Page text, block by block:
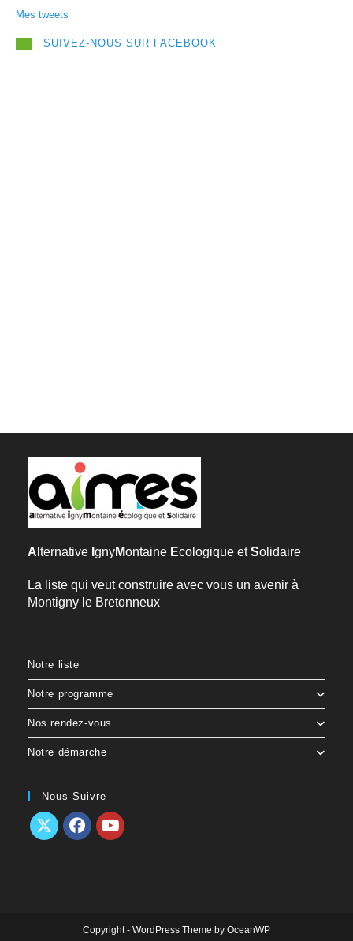
Mes tweets
SUIVEZ-NOUS SUR FACEBOOK
A lternative gnyMontaine Ecologique etSolidaire
La liste qui veut construire avec vous un avenir à
Montigny le Bretonneux
Notre liste
Notre programme
Nos rendez-vous
Notre démarche
Nous Suivre
Copyright - WordPress Theme by OceanWP